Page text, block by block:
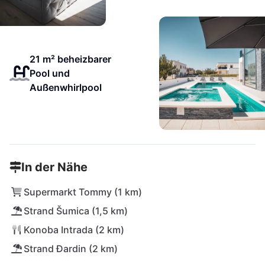
21 m² beheizbarer
Pool und
Außenwhirlpool
In der Nähe
Supermarkt Tommy (1 km)
Strand Šumica (1,5 km)
Konoba Intrada (2 km)
Strand Đardin (2 km)